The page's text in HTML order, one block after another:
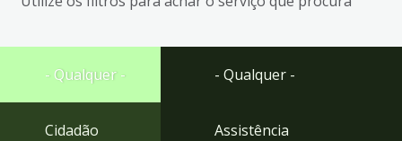
busca
Ir
rodapé
- Qualquer -
Cidadão
- Qualquer -
Assistência